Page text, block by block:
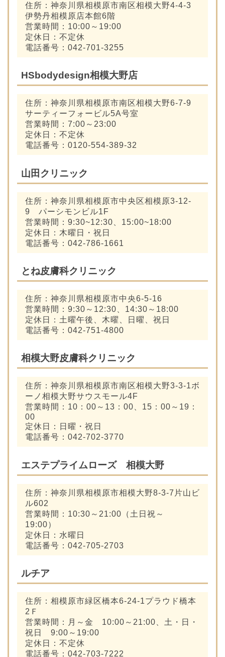
住所：神奈川県相模原市南区相模大野4-4-3
伊勢丹相模原店本館6階
営業時間：10:00～19:00
定休日：不定休
電話番号：042-701-3255
HSbodydesign相模大野店
住所：神奈川県相模原市南区相模大野6-7-9
サーティーフォービル5A号室
営業時間：7:00～23:00
定休日：不定休
電話番号：0120-554-389-32
山田クリニック
住所：神奈川県相模原市中央区相模原3-12-
9 パーシモンビル1F
営業時間：9:30~12:30、15:00~18:00
定休日：木曜日・祝日
電話番号：042-786-1661
とね皮膚科クリニック
住所：神奈川県相模原市中央6-5-16
営業時間：9:30～12:30、14:30～18:00
定休日：土曜午後、木曜、日曜、祝日
電話番号：042-751-4800
相模大野皮膚科クリニック
住所：神奈川県相模原市南区相模大野3-3-1ボ
ーノ相模大野サウスモール4F
営業時間：10：00～13：00、15：00～19：
00
定休日：日曜・祝日
電話番号：042-702-3770
エステプライムローズ 相模大野
住所：神奈川県相模原市相模大野8-3-7片山ビ
ル602
営業時間：10:30～21:00（土日祝～
19:00）
定休日：水曜日
電話番号：042-705-2703
ルチア
住所：相模原市緑区橋本6-24-1プラウド橋本
2Ｆ
営業時間：月～金 10:00～21:00、土・日・
祝日 9:00～19:00
定休日：不定休
電話番号：042-703-7222